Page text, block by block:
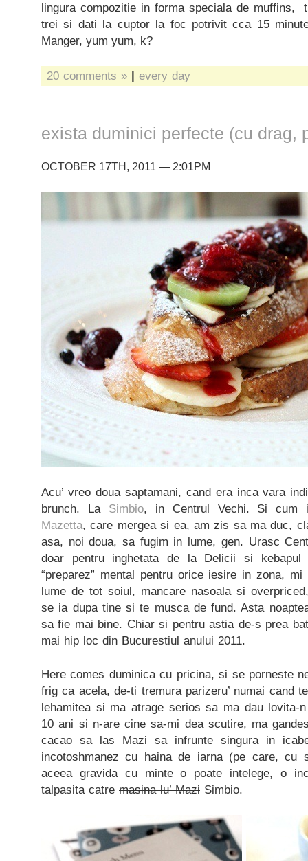
lingura compozitie in forma speciala de muffins,
trei si dati la cuptor la foc potrivit cca 15
Manger, yum yum, k?
20 comments » | every day
exista duminici perfecte (cu drag,
OCTOBER 17TH, 2011 — 2:01PM
Acu’ vreo doua saptamani, cand era inca vara
brunch. La Simbio, in Centrul Vechi. Si cum
Mazetta, care mergea si ea, am zis sa ma duc,
asa, noi doua, sa fugim in lume, gen. Urasc
doar pentru inghetata de la Delicii si
“preparez” mental pentru orice iesire in zona,
lume de tot soiul, mancare nasoala si
se ia dupa tine si te musca de fund. Asta
sa fie mai bine. Chiar si pentru astia de-s prea
mai hip loc din Bucurestiul anului 2011.
Here comes duminica cu pricina, si se porneste
frig ca acela, de-ti tremura parizeru’ numai cand
lehamitea si ma atrage serios sa ma dau lovita-
10 ani si n-are cine sa-mi dea scutire, ma
cacao sa las Mazi sa infrunte singura in
incotoshmanez cu haina de iarna (pe care, cu
aceea gravida cu minte o poate intelege, o
talpasita catre masina lu’ Mazi Simbio.